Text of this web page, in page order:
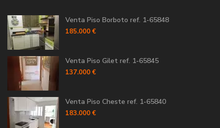
Venta Piso Borboto ref. 1-65848
185.000 €
Venta Piso Gilet ref. 1-65845
137.000 €
Venta Piso Cheste ref. 1-65840
183.000 €